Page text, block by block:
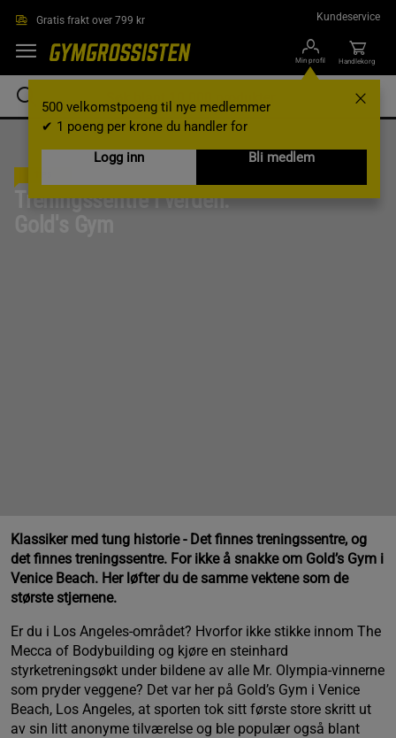
Gratis frakt over 799 kr Kundeservice
Min profil
500 velkomstpoeng til nye medlemmer
✔ 1 poeng per krone du handler for
Logg inn
Bli medlem
Handlekorg
Treningssentre i verden:
Klassiker med tung historie - Det finnes treningssentre, og
det finnes treningssentre. For ikke å snakke om Gold’s Gym i
Venice Beach. Her løfter du de samme vektene som de
største stjernene.
Er du i Los Angeles-området? Hvorfor ikke stikke innom The
Mecca of Bodybuilding og kjøre en steinhard
styrketreningsøkt under bildene av alle Mr. Olympia-vinnerne
som pryder veggene? Det var her på Gold’s Gym i Venice
Beach, Los Angeles, at sporten tok sitt første store skritt ut
av sin litt anonyme tilværelse og ble populær også blant